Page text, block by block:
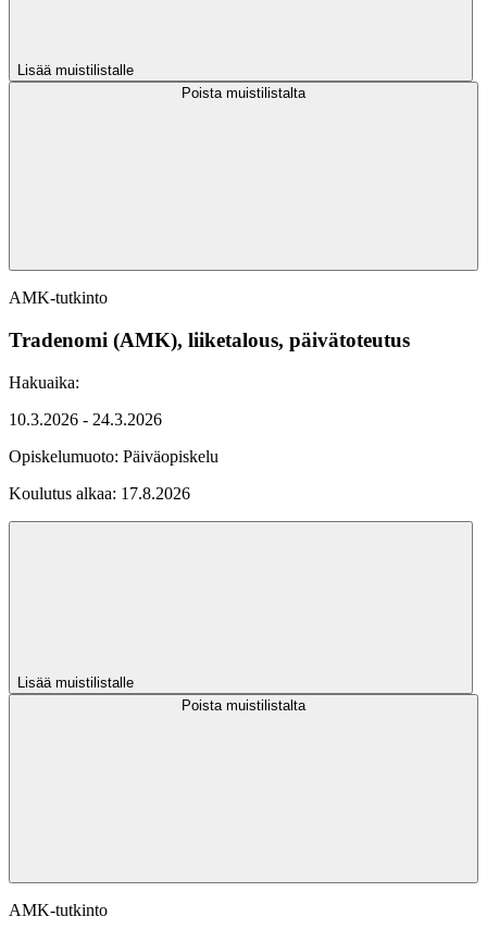
Lisää muistilistalle
Poista muistilistalta
AMK-tutkinto
Tradenomi (AMK), liiketalous, päivätoteutus
Hakuaika:
10.3.2026 - 24.3.2026
Opiskelumuoto: Päiväopiskelu
Koulutus alkaa: 17.8.2026
Lisää muistilistalle
Poista muistilistalta
AMK-tutkinto